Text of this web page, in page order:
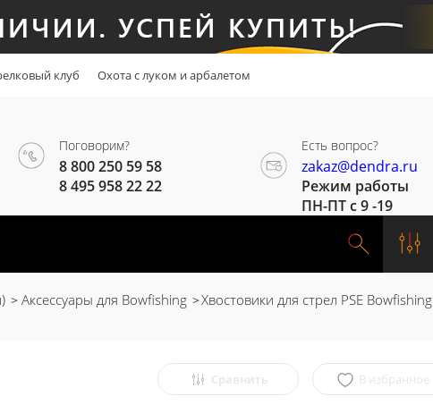
клуб Охота с луком и арбалетом
Поговорим?
8 800 250 59 58
8 495 958 22 22
Есть вопрос?
zakaz@dendra.ru
Режим работы
ПН-ПТ с 9 -19
Аксессуары для Bowfishing Хвостовики для стрел PSE Bowfishing
Сравнить В избранное